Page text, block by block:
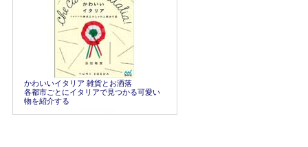
かわいいイタリア 雑貨とお洒落
各都市ごとにイタリアで見つかる可愛い
物を紹介する